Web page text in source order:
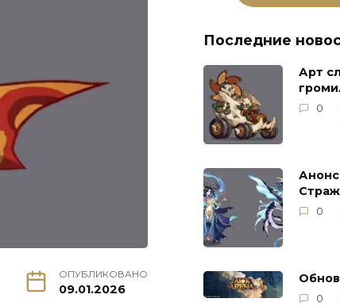
ОПУБЛИКОВАНО
09.01.2026
Последние
Арт
0
Анонс
0
0